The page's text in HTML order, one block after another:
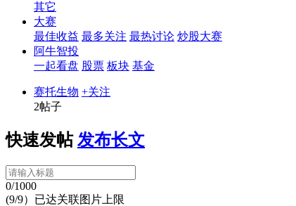
其它
大赛
最佳收益 最多关注 最热讨论 炒股大赛
阿牛智投
一起看盘 股票 板块 基金
赛托生物 +关注
2帖子
快速发帖 发布长文
0/1000
(9/9）已达关联图片上限